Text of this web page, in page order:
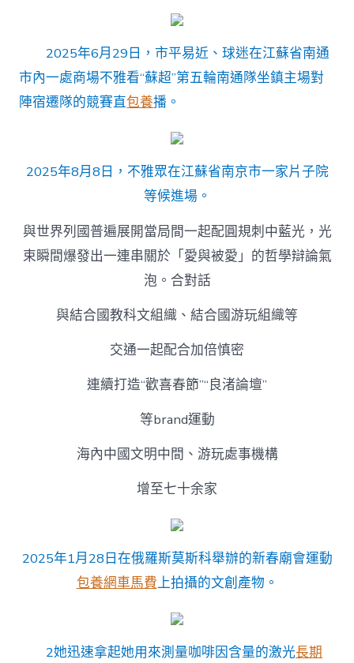
2025年6月29日，市平易近、球迷在江蘇省南通
市內一處商場不雅看“蘇超”第五輪南通隊坐鎮主場對
陣宿遷隊的競賽直包養播。
2025年8月8日，不雅眾在江蘇省南京市一家片子院
等候進場。
與世界列國普遍展開當局間一起配圓規刺中藍光，光
束瞬間爆發出一連串關於「愛與被愛」的哲學辯論氣
泡。合對話
與結合國教科文組織、結合國游玩組織等
交通一起配合加倍慎密
連續打造“歡喜春節”“良渚論壇”
等brand運動
海內中國文明中間、游玩處事機構
增至七十余家
2025年1月28日在俄羅斯莫斯科舉辦的新春廟會運動
包養網車馬費上拍攝的文創產物。
2她迅速拿起她用來測量咖啡因含量的激光長期